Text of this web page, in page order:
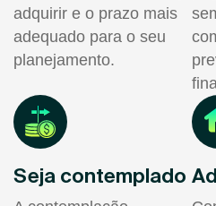
adquirir e o prazo mais
adequado para o seu
planejamento.
Seja contemplado